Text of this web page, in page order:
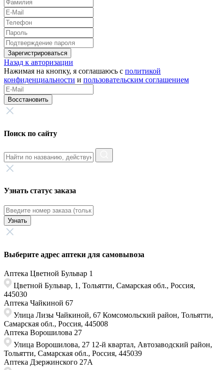
Зарегистрироваться
Назад к авторизации
Нажимая на кнопку, я соглашаюсь с политикой
конфиденциальности и пользовательским соглашением
Восстановить
Поиск по сайту
Узнать статус заказа
Узнать
Выберите адрес аптеки для самовывоза
Аптека Цветной Бульвар 1
Цветной Бульвар, 1, Тольятти, Самарская обл., Россия,
445030
Аптека Чайкиной 67
Улица Лизы Чайкиной, 67​ Комсомольский район, Тольятти,
Самарская обл., Россия, 445008
Аптека Ворошилова 27
Улица Ворошилова, 27 ​12-й квартал, Автозаводский район,
Тольятти, Самарская обл., Россия,​ 445039
Аптека Дзержинского 27А